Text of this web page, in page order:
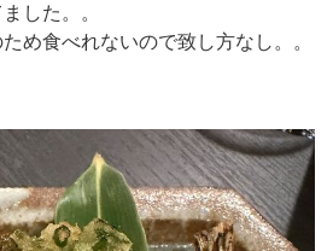
した。。
め食べれないので致し方なし。。